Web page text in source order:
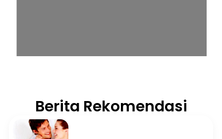
Berita Rekomendasi